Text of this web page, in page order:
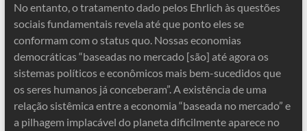
No entanto, o tratamento dado pelos Ehrlich às questões
sociais fundamentais revela até que ponto eles se
conformam com o status quo. Nossas economias
democráticas “baseadas no mercado [são] até agora os
sistemas políticos e econômicos mais bem-sucedidos que
os seres humanos já conceberam”. A existência de uma
relação sistêmica entre a economia “baseada no mercado” e
a pilhagem implacável do planeta dificilmente aparece no